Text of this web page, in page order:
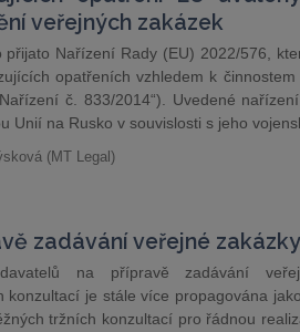
veřejných zakázek
přijato Nařízení Rady (EU) 2022/576,
opatřeních vzhledem k
č. 833/2014“). Uvedené
Unií na Rusko v souvislosti s jeho
(MT Legal)
zadávání veřejné
na přípravě zadávání
konzultací je stále více propagována
tržních konzultací pro řádnou